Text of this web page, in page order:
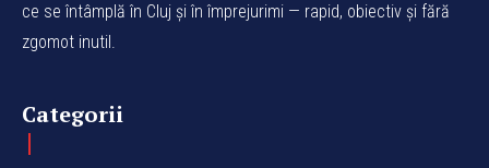
ce se întâmplă în Cluj și în împrejurimi — rapid, obiectiv și fără
zgomot inutil.
Categorii